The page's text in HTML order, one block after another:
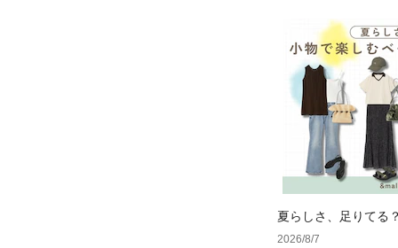
夏らしさ、足りてる
ーデ4選
2026/8/7